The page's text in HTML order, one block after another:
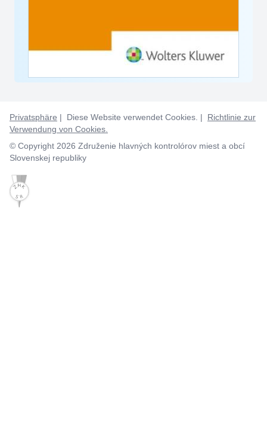
Privatsphäre | Diese Website verwendet Cookies. | Richtlinie zur
Verwendung von Cookies.
© Copyright 2026 Združenie hlavných kontrolórov miest a obcí
Slovenskej republiky